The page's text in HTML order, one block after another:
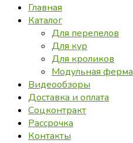
Главная
Каталог
Для перепелов
Для кур
Для кроликов
Модульная ферма
Видеообзоры
Доставка и оплата
Соцконтракт
Рассрочка
Контакты